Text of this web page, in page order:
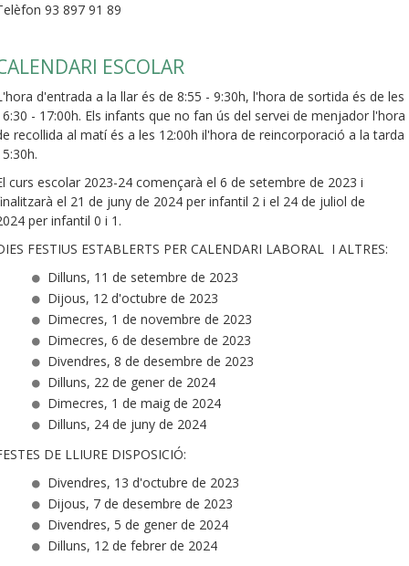
93 897 91 89
ESCOLAR
d'entrada a la llar és de 8:55 - 9:30h, l'hora de sortida és de les
- 17:00h. Els infants que no fan ús del servei de menjador l'hora
recollida al matí és a les 12:00h il'hora de reincorporació a la tarda
curs escolar 2023-24 començarà el 6 de setembre de 2023 i
el 21 de juny de 2024 per infantil 2 i el 24 de juliol de
per infantil 0 i 1.
FESTIUS ESTABLERTS PER CALENDARI LABORAL I ALTRES:
Dilluns, 11 de setembre de 2023
Dijous, 12 d'octubre de 2023
Dimecres, 1 de novembre de 2023
Dimecres, 6 de desembre de 2023
Divendres, 8 de desembre de 2023
Dilluns, 22 de gener de 2024
Dimecres, 1 de maig de 2024
Dilluns, 24 de juny de 2024
DE LLIURE DISPOSICIÓ:
Divendres, 13 d'octubre de 2023
Dijous, 7 de desembre de 2023
Divendres, 5 de gener de 2024
Dilluns, 12 de febrer de 2024